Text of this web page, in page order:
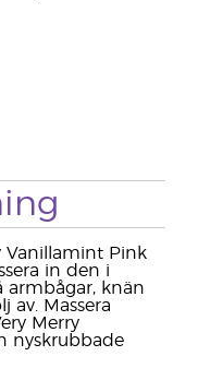
Vanillamint Pink
in den i
armbågar, knän
av. Massera
Merry
nyskrubbade